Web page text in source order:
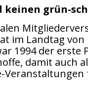
keinen grün-
im Landtag
1994 der erste
damit auch